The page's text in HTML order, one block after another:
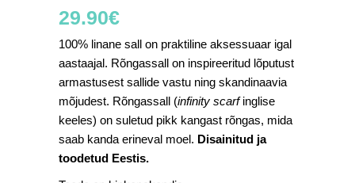
29.90€
100% linane sall on praktiline aksessuaar igal
aastaajal. Rõngassall on inspireeritud lõputust
armastusest sallide vastu ning skandinaavia
mõjudest. Rõngassall (infinity scarfinglise
keeles) on suletud pikk kangast rõngas, mida
saab kanda erineval moel. Disainitud ja
toodetud Eestis.